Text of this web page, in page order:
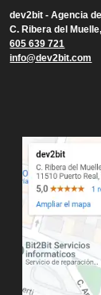
dev2bit -Agencia
C. Ribera del
605 639 721
info@dev2bit.com